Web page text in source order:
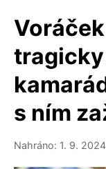
s ním
Nahráno: 1. 9. 2024